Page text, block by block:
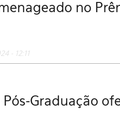
no
- 12:11
Graduação